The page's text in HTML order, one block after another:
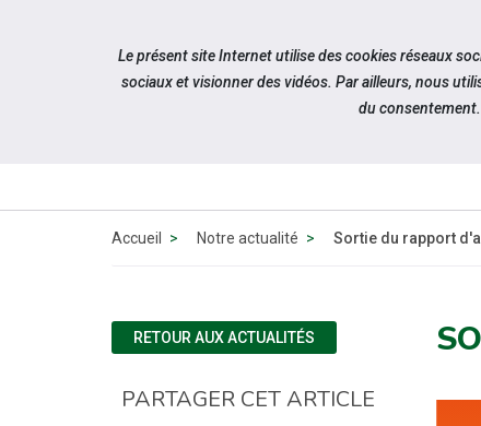
Aller au contenu
QUI
Accueil Notre actualité Sortie du rapport
RETOUR AUX ACTUALITÉS
PARTAGER CET ARTICLE
Le présent site Internet utilise des cookies réseaux
sociaux et visionner des vidéos. Par ailleurs, nous
du